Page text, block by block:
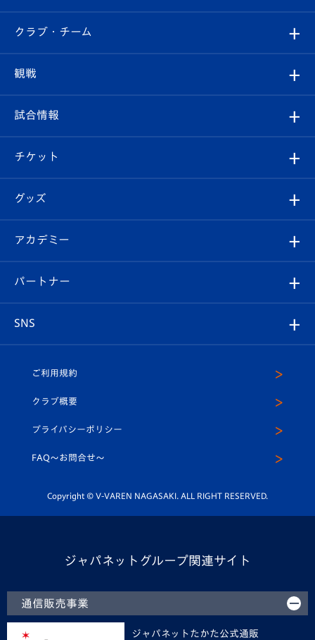
すべて
クラブ
試合情報
チケット
イベント
メディア
ホームタウン
クラブ・チーム
クラブ概要
エンブレム紹介
スタッフプロフィール
マスコット紹介
平和祈念活動
ホームタウン活動
観戦
観戦ルール
はじめての観戦ガイド
Revive Team
ヴィヴィくんの長崎おもてなしガイド
試合情報
試合日程/結果
フォトギャラリー
スタジアムグルメ
チケット
チケット
V-LOVERS（ファンクラブ）
プレイヤーズスイート
グッズ
オンラインショップ
店舗情報
アカデミー
育成からのお知らせ
U-18
スクール
パートナー
SNS
ヴィヴィくんインスタグラム
公式LINE＠
ご利用規約
クラブ概要
プライバシーポリシー
FAQ〜お問合せ〜
Copyright © V-VAREN NAGASAKI. ALL RIGHT RESERVED.
ジャパネットグループ関連サイト
通信販売事業
ジャパネットたかた公式通販